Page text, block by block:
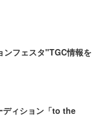
ンフェスタ"TGC情報を
ィション「to the